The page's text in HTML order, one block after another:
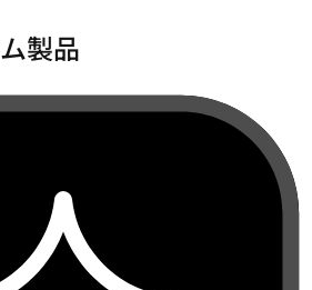
製品